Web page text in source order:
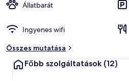
Állatbarát
Ingyenes wifi
Összes mutatása
Főbb szolgáltatások (12)